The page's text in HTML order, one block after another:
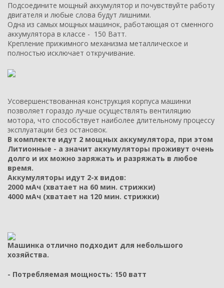
Подсоедините мощный аккумулятор и почувствуйте работу
двигателя и любые слова будут лишними.
Одна из самых мощных машинок, работающая от сменного
аккумулятора в классе - 150 Ватт.
Крепление прижимного механизма металлическое и
полностью исключает откручивание.
Усовершенствованная конструкция корпуса машинки
позволяет гораздо лучше осуществлять вентиляцию
мотора, что способствует наиболее длительному процессу
эксплуатации без остановок.
В комплекте идут 2 мощных аккумулятора, при этом
Литионные - а значит аккумуляторы проживут очень
долго и их можно заряжать и разряжать в любое
время.
Аккумуляторы идут 2-х видов:
2000 мАч (хватает на 60 мин. стрижки)
4000 мАч (хватает на 120 мин. стрижки)
Машинка отлично подходит для небольшого
хозяйства.
- Потребляемая мощность: 150 ватт